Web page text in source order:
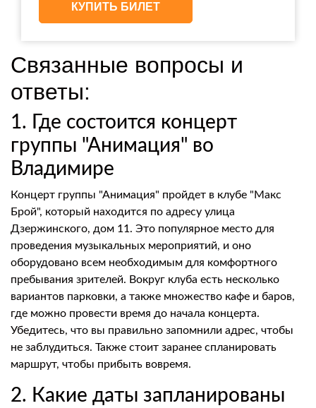
КУПИТЬ БИЛЕТ
Связанные вопросы и
ответы:
1. Где состоится концерт
группы "Анимация" во
Владимире
Концерт группы "Анимация" пройдет в клубе "Макс
Брой", который находится по адресу улица
Дзержинского, дом 11. Это популярное место для
проведения музыкальных мероприятий, и оно
оборудовано всем необходимым для комфортного
пребывания зрителей. Вокруг клуба есть несколько
вариантов парковки, а также множество кафе и баров,
где можно провести время до начала концерта.
Убедитесь, что вы правильно запомнили адрес, чтобы
не заблудиться. Также стоит заранее спланировать
маршрут, чтобы прибыть вовремя.
2. Какие даты запланированы